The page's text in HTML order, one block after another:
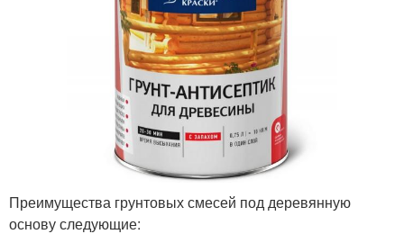
Преимущества грунтовых смесей под деревянную
основу следующие: